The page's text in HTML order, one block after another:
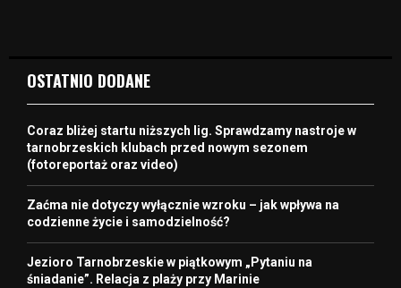
OSTATNIO DODANE
Coraz bliżej startu niższych lig. Sprawdzamy nastroje w
tarnobrzeskich klubach przed nowym sezonem
(fotoreportaż oraz video)
Zaćma nie dotyczy wyłącznie wzroku – jak wpływa na
codzienne życie i samodzielność?
Jezioro Tarnobrzeskie w piątkowym „Pytaniu na
śniadanie”. Relacja z plaży przy Marinie